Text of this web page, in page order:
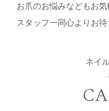
お爪のお悩みなどもお気
スタッフ一同心よりお待
ネイ